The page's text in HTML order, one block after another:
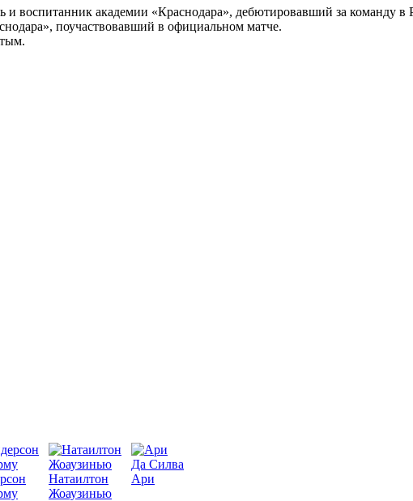
и воспитанник академии «Краснодара», дебютировавший за команду в
поучаствовавший в официальном матче.
Натаилтон
Жоаузинью
Да Силва
Ари